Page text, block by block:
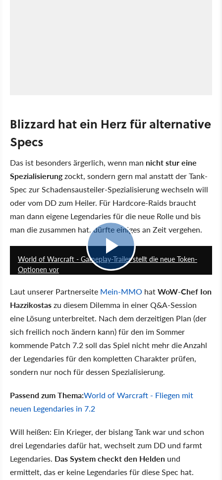
Blizzard hat ein Herz für alternative
Specs
Das ist besonders ärgerlich, wenn man nicht stur eine
Spezialisierungzockt, sondern gern mal anstatt der Tank-
Spec zur Schadensausteiler-Spezialisierung wechseln will
oder vom DD zum Heiler. Für Hardcore-Raids braucht
man dann eigene Legendaries für die neue Rolle und bis
man die zusammen hat, dürfte einiges an Zeit vergehen.
World of Warcraft - Gameplay-Trailer stellt die neue Token-
Optionen vor
Laut unserer Partnerseite Mein-MMO hatWoW-Chef Ion
Hazzikostaszu diesem Dilemma in einer Q&A-Session
eine Lösung unterbreitet. Nach dem derzeitigen Plan (der
sich freilich noch ändern kann) für den im Sommer
kommende Patch 7.2 soll das Spiel nicht mehr die Anzahl
der Legendaries für den kompletten Charakter prüfen,
sondern nur noch für dessen Spezialisierung.
Passend zum Thema:World of Warcraft - Fliegen mit
neuen Legendaries in 7.2
Will heißen: Ein Krieger, der bislang Tank war und schon
drei Legendaries dafür hat, wechselt zum DD und farmt
Legendaries. Das System checkt den Helden und
ermittelt, das er keine Legendaries für diese Spec hat.